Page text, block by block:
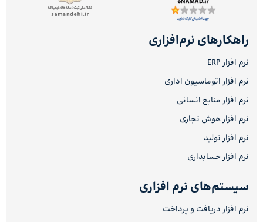
راهکارهای نرم‌افزاری
نرم افزار ERP
نرم افزار اتوماسیون اداری
نرم افزار منابع انسانی
نرم افزار هوش تجاری
نرم افزار تولید
نرم افزار حسابداری
سیستم‌های نرم افزاری
نرم افزار دریافت و پرداخت